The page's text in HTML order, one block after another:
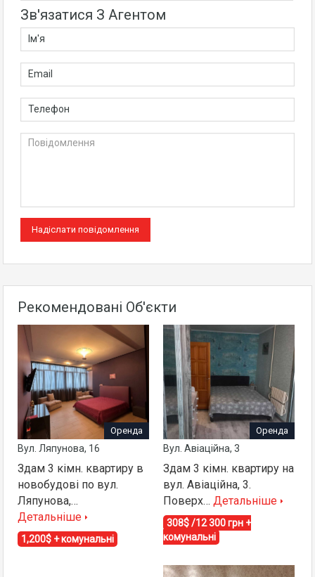
Зв'язатися З Агентом
Рекомендовані Об'єкти
Оренда
Вул. Ляпунова, 16
Здам 3 кімн. квартиру в
новобудові по вул.
Ляпунова,…
Детальніше
1,200$ + комунальні
Оренда
Вул. Авіаційна, 3
Здам 3 кімн. квартиру на
вул. Авіаційна, 3.
Поверх… Детальніше
308$ /12 300 грн +
комунальні